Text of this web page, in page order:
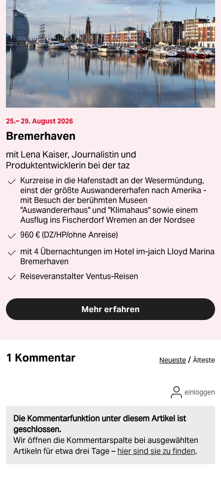
25.– 29. August 2026
Bremerhaven
mit Lena Kaiser, Journalistin und
Produktentwicklerin bei der taz
Kurzreise in die Hafenstadt an der Wesermündung,
einst der größte Auswandererhafen nach Amerika -
mit Besuch der berühmten Museen
"Auswandererhaus" und "Klimahaus" sowie einem
Ausflug ins Fischerdorf Wremen an der Nordsee
960 € (DZ/HP/ohne Anreise)
mit 4 Übernachtungen im Hotel im-jaich Lloyd Marina
Bremerhaven
Reiseveranstalter Ventus-Reisen
Mehr erfahren
1 Kommentar Neueste / Älteste
Die Kommentarfunktion unter diesem Artikel ist
geschlossen.
Wir öffnen die Kommentarspalte bei ausgewählten
Artikeln für etwa drei Tage – hier sind sie zu finden.
einloggen